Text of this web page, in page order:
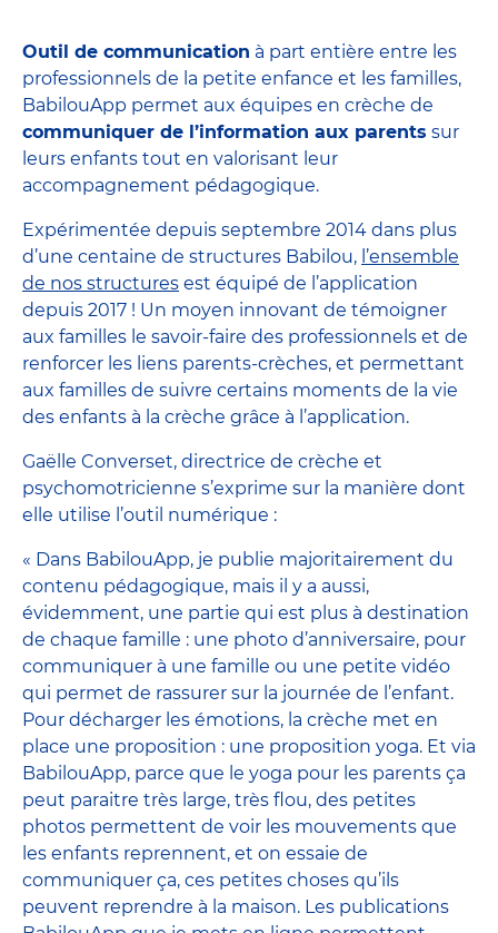
Outil de communication à part entière entre les
professionnels de la petite enfance et les familles,
BabilouApp permet aux équipes en crèche de
communiquer de l’information aux parents sur
leurs enfants tout en valorisant leur
accompagnement pédagogique.
Expérimentée depuis septembre 2014 dans plus
d’une centaine de structures Babilou, l’ensemble
de nos structures est équipé de l’application
depuis 2017 ! Un moyen innovant de témoigner
aux familles le savoir-faire des professionnels et de
renforcer les liens parents-crèches, et permettant
aux familles de suivre certains moments de la vie
des enfants à la crèche grâce à l’application.
Gaëlle Converset, directrice de crèche et
psychomotricienne s’exprime sur la manière dont
elle utilise l’outil numérique :
« Dans BabilouApp, je publie majoritairement du
contenu pédagogique, mais il y a aussi,
évidemment, une partie qui est plus à destination
de chaque famille : une photo d’anniversaire, pour
communiquer à une famille ou une petite vidéo
qui permet de rassurer sur la journée de l’enfant.
Pour décharger les émotions, la crèche met en
place une proposition : une proposition yoga. Et via
BabilouApp, parce que le yoga pour les parents ça
peut paraitre très large, très flou, des petites
photos permettent de voir les mouvements que
les enfants reprennent, et on essaie de
communiquer ça, ces petites choses qu’ils
peuvent reprendre à la maison. Les publications